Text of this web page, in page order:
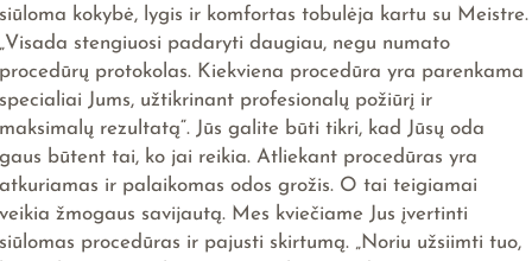
siūloma kokybė, lygis ir komfortas tobulėja kartu su Meistre.
„Visada stengiuosi padaryti daugiau, negu numato
procedūrų protokolas. Kiekviena procedūra yra parenkama
specialiai Jums, užtikrinant profesionalų požiūrį ir
maksimalų rezultatą“. Jūs galite būti tikri, kad Jūsų oda
gaus būtent tai, ko jai reikia. Atliekant procedūras yra
atkuriamas ir palaikomas odos grožis. O tai teigiamai
veikia žmogaus savijautą. Mes kviečiame Jus įvertinti
siūlomas procedūras ir pajusti skirtumą. „Noriu užsiimti tuo,